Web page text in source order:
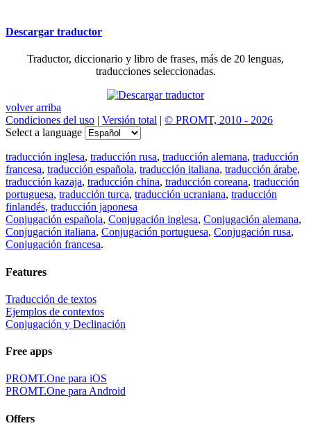
Descargar traductor
Traductor, diccionario y libro de frases, más de 20 lenguas,
traducciones seleccionadas.
volver arriba
Condiciones del uso | Versión total | © PROMT, 2010 - 2026
Select a language
traducción inglesa, traducción rusa, traducción alemana, traducción
francesa, traducción española, traducción italiana, traducción árabe,
traducción kazaja, traducción china, traducción coreana, traducción
portuguesa, traducción turca, traducción ucraniana, traducción
finlandés, traducción japonesa
Conjugación española, Conjugación inglesa, Conjugación alemana,
Conjugación italiana, Conjugación portuguesa, Conjugación rusa,
Conjugación francesa.
Features
Traducción de textos
Ejemplos de contextos
Conjugación y Declinación
Free apps
PROMT.One para iOS
PROMT.One para Android
Offers